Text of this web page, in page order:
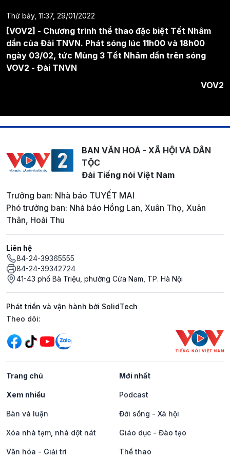
Thứ bảy, 11:37, 29/01/2022
[VOV2] - Chương trình thể thao đặc biệt Tết Nhâm
dần của Đài TNVN. Phát sóng lúc 11h00 và 18h00
ngày 03/02, tức Mùng 3 Tết Nhâm dần trên sóng
VOV2 - Đài TNVN
VOV2
BAN VĂN HOÁ - XÃ HỘI VÀ DÂN
TỘC
Đài Tiếng nói Việt Nam
Trưởng ban: Nhà báo TUYẾT MAI
Phó trưởng ban: Nhà báo Hồng Lan, Xuân Thọ, Xuân
Thân, Hoài Thu
Liên hệ
84-24-39365555
84-24-39342724
41-43 phố Bà Triệu, phường Cửa Nam, TP. Hà Nội
Phát triển và vận hành bởi SolidTech
Mạng xã hội
Theo dõi:
Trang chủ Mới nhất
Xem nhiều Podcast
Bàn và luận Đời sống - Xã hội
Xóa nhà tạm, nhà dột nát Giáo dục - Đào tạo
Văn hóa - Giải trí Thể thao